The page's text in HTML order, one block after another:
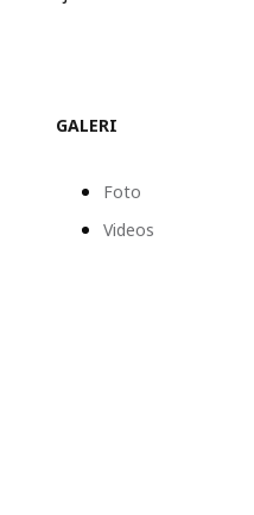
GALERI
Foto
Videos